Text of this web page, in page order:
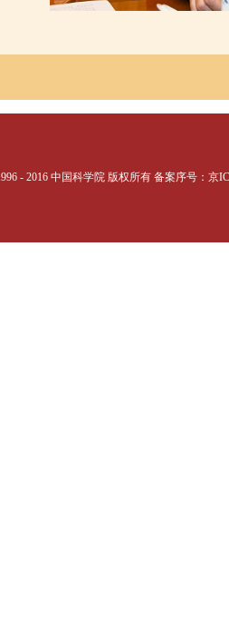
- 2016 中国科学院 版权所有 备案序号：京